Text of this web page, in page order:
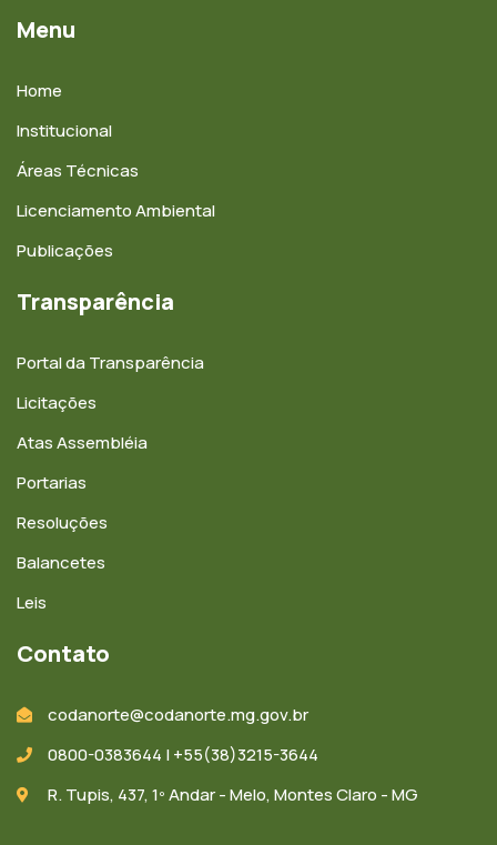
Menu
Home
Institucional
Áreas Técnicas
Licenciamento Ambiental
Publicações
Transparência
Portal da Transparência
Licitações
Atas Assembléia
Portarias
Resoluções
Balancetes
Leis
Contato
codanorte@codanorte.mg.gov.br
0800-0383644 | +55(38)3215-3644
R. Tupis, 437, 1º Andar - Melo, Montes Claro - MG